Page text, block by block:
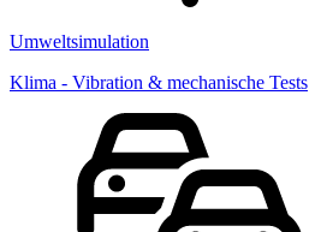
Umweltsimulation
Klima - Vibration & mechanische Tests